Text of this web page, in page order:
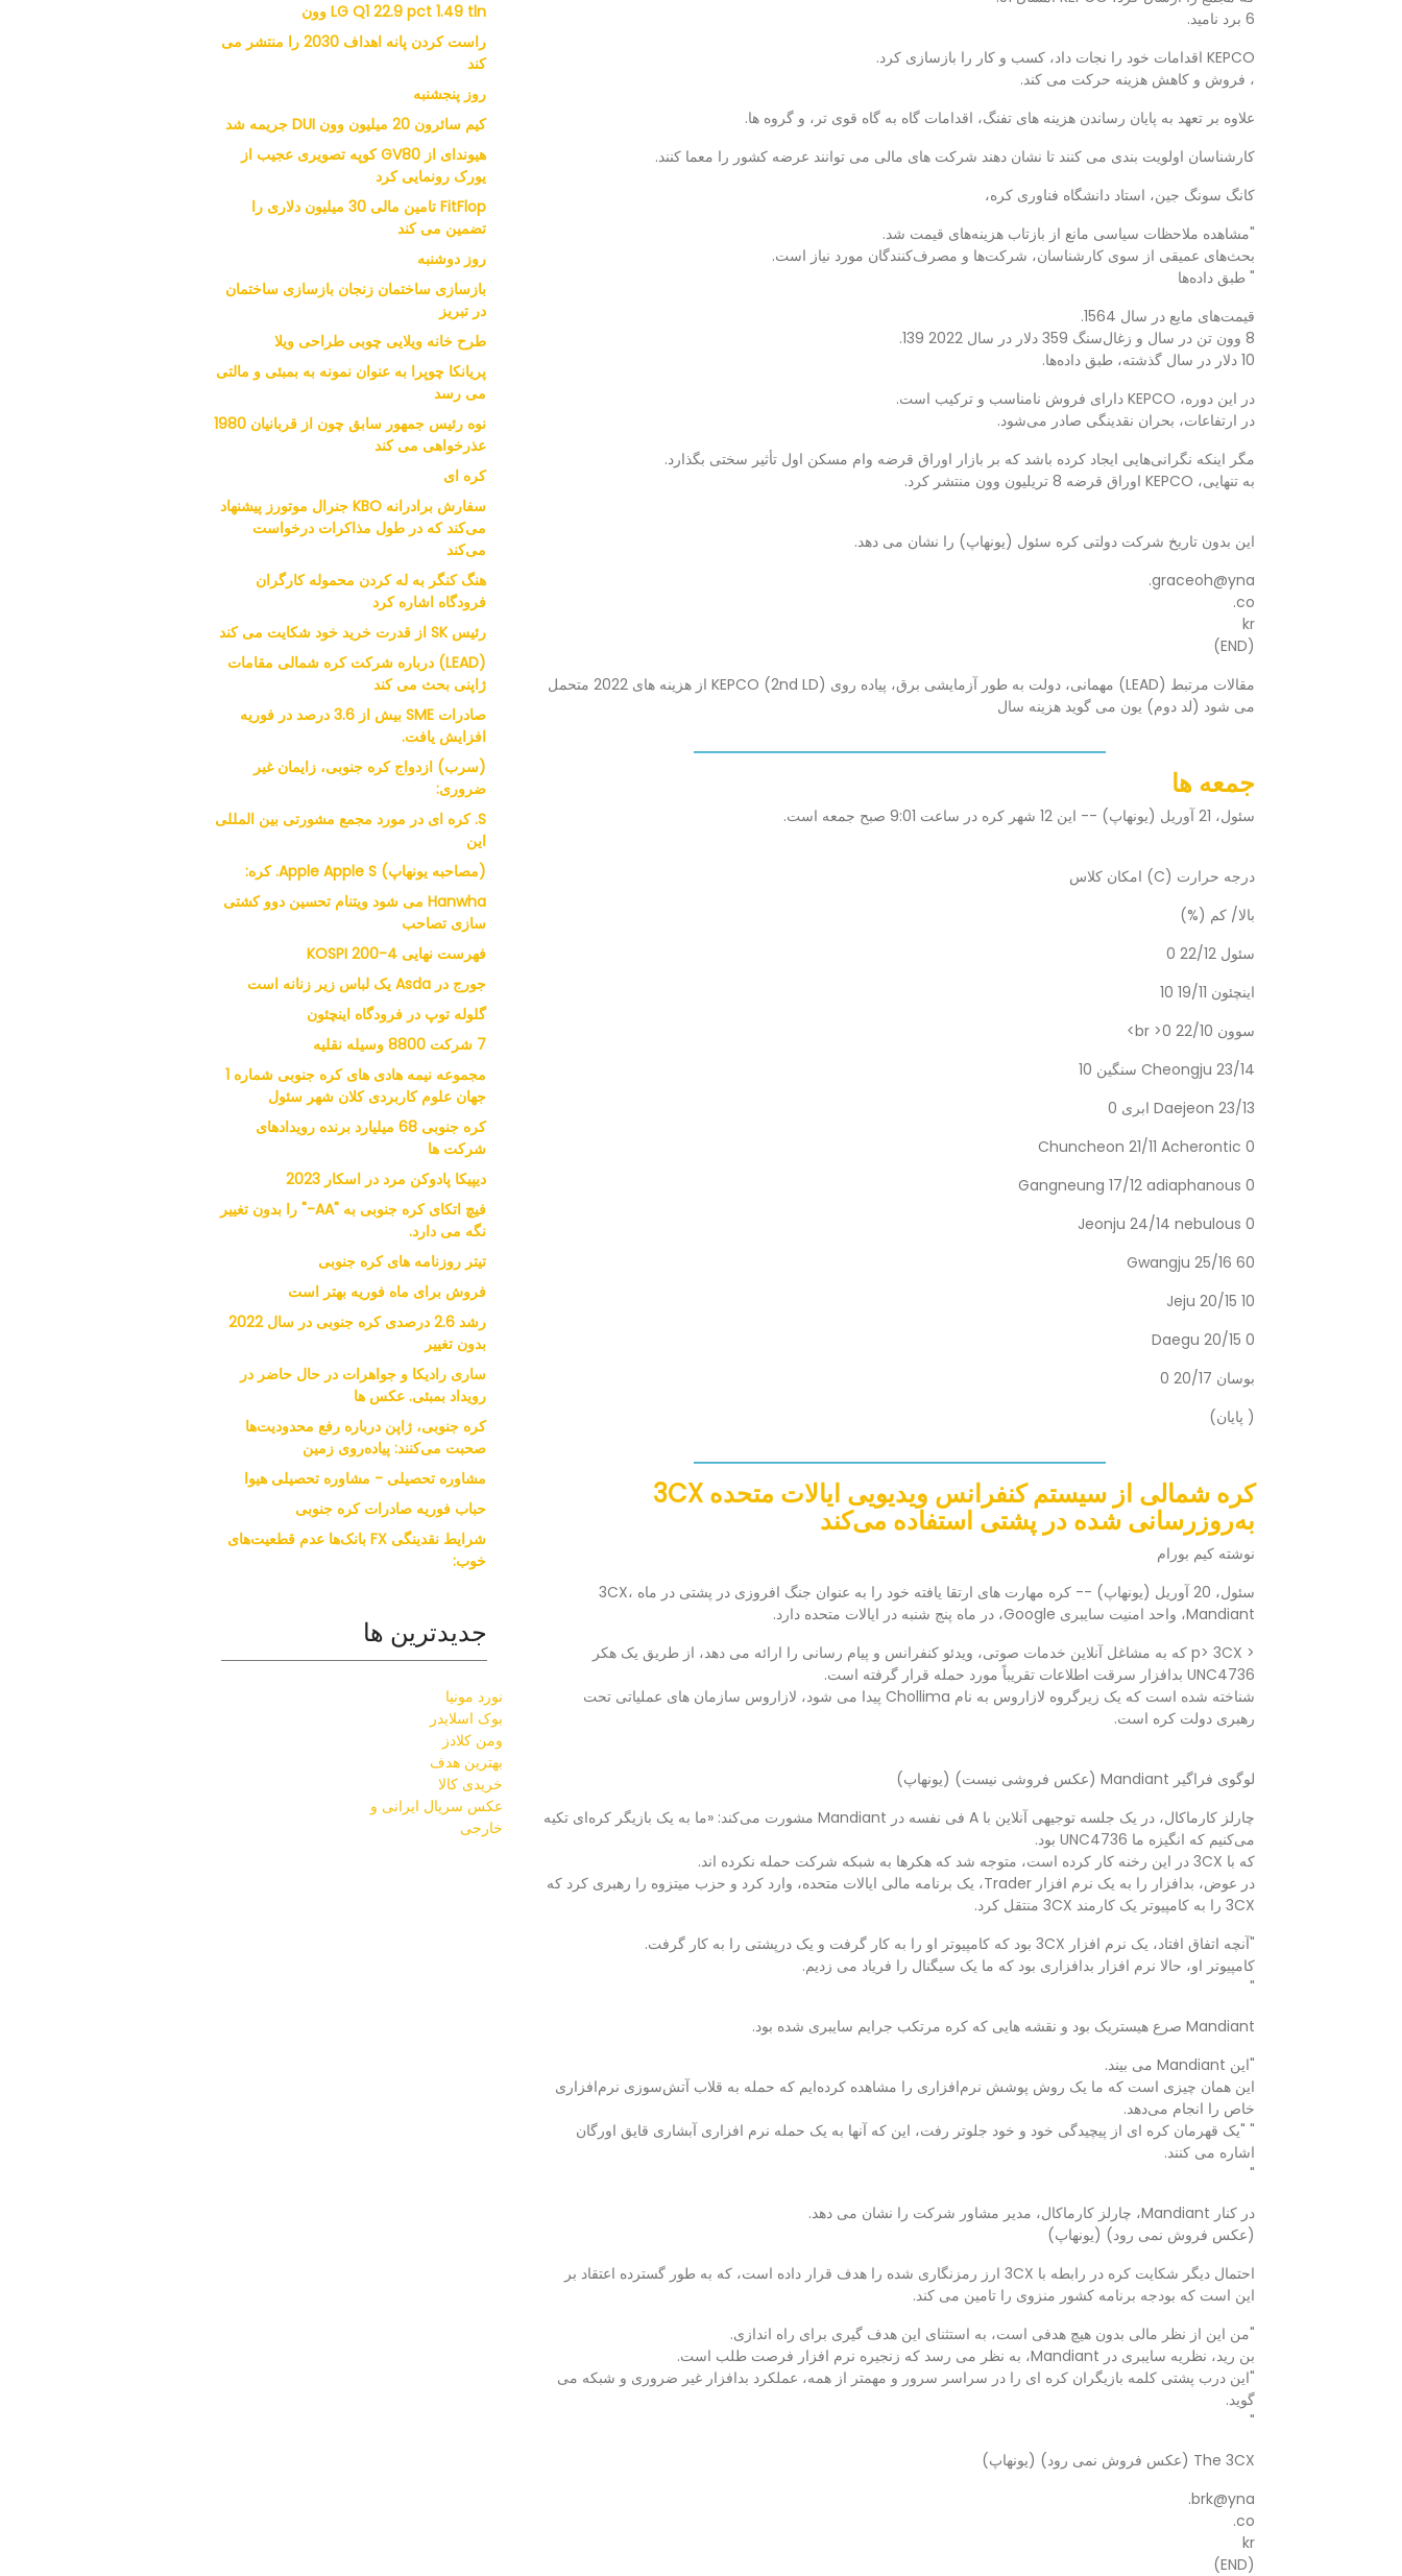
6 برد نامید.
KEPCO اقدامات خود را نجات داد، کسب و کار را بازسازی کرد.
، فروش و کاهش هزینه حرکت می کند.
علاوه بر تعهد به پایان رساندن هزینه های تفنگ، اقدامات گاه به گاه قوی تر، و گروه ها.
کارشناسان اولویت بندی می کنند تا نشان دهند شرکت های مالی می توانند عرضه کشور را معما کنند.
کانگ سونگ جین، استاد دانشگاه فناوری کره،
"مشاهده ملاحظات سیاسی مانع از بازتاب هزینه‌های قیمت شد.
بحث‌های عمیقی از سوی کارشناسان، شرکت‌ها و مصرف‌کنندگان مورد نیاز است.
" طبق داده‌ها
قیمت‌های مایع در سال 1564.
8 وون تن در سال و زغال‌سنگ 359 دلار در سال 2022 139.
10 دلار در سال گذشته، طبق داده‌ها.
در این دوره، KEPCO دارای فروش نامناسب و ترکیب است.
در ارتفاعات، بحران نقدینگی صادر می‌شود.
مگر اینکه نگرانی‌هایی ایجاد کرده باشد که بر بازار اوراق قرضه وام مسکن اول تأثیر سختی بگذارد.
به تنهایی، KEPCO اوراق قرضه 8 تریلیون وون منتشر کرد.
این بدون تاریخ شرکت دولتی کره سئول (یونهاپ) را نشان می دهد.
graceoh@yna.
co.
kr
(END)
مقالات مرتبط (LEAD) مهمانی، دولت به طور آزمایشی برق، پیاده روی (2nd LD) KEPCO از هزینه های 2022 متحمل
می شود (لد دوم) یون می گوید هزینه سال
جمعه ها
سئول، 21 آوریل (یونهاپ) -- این 12 شهر کره در ساعت 9:01 صبح جمعه است.
درجه حرارت (C) امکان کلاس
بالا/ کم (%)
سئول 22/12 0
اینچئون 19/11 10
سوون 22/10 0< br>
Cheongju 23/14 سنگین 10
Daejeon 23/13 ابری 0
Chuncheon 21/11 Acherontic 0
Gangneung 17/12 adiaphanous 0
Jeonju 24/14 nebulous 0
Gwangju 25/16 60
Jeju 20/15 10
Daegu 20/15 0
بوسان 20/17 0
( پایان)
کره شمالی از سیستم کنفرانس ویدیویی ایالات متحده 3CX
به‌روزرسانی شده در پشتی استفاده می‌کند
نوشته کیم بورام
سئول، 20 آوریل (یونهاپ) -- کره مهارت های ارتقا یافته خود را به عنوان جنگ افروزی در پشتی در ماه 3CX،
Mandiant، واحد امنیت سایبری Google، در ماه پنج شنبه در ایالات متحده دارد.
< p> 3CX که به مشاغل آنلاین خدمات صوتی، ویدئو کنفرانس و پیام رسانی را ارائه می دهد، از طریق یک هکر
UNC4736 بدافزار سرقت اطلاعات تقریباً مورد حمله قرار گرفته است.
شناخته شده است که یک زیرگروه لازاروس به نام Chollima پیدا می شود، لازاروس سازمان های عملیاتی تحت
رهبری دولت کره است.
لوگوی فراگیر Mandiant (عکس فروشی نیست) (یونهاپ)
چارلز کارماکال، در یک جلسه توجیهی آنلاین با A فی نفسه در Mandiant مشورت می‌کند: «ما به یک بازیگر کره‌ای تکیه
می‌کنیم که انگیزه ما UNC4736 بود.
که با 3CX در این رخنه کار کرده است، متوجه شد که هکرها به شبکه شرکت حمله نکرده اند.
در عوض، بدافزار را به یک نرم افزار Trader، یک برنامه مالی ایالات متحده، وارد کرد و حزب میتزوه را رهبری کرد که
3CX را به کامپیوتر یک کارمند 3CX منتقل کرد.
"آنچه اتفاق افتاد، یک نرم افزار 3CX بود که کامپیوتر او را به کار گرفت و یک درپشتی را به کار گرفت.
کامپیوتر او، حالا نرم افزار بدافزاری بود که ما یک سیگنال را فریاد می زدیم.
"
Mandiant صرع هیستریک بود و نقشه هایی که کره مرتکب جرایم سایبری شده بود.
"این Mandiant می بیند.
این همان چیزی است که ما یک روش پوشش نرم‌افزاری را مشاهده کرده‌ایم که حمله به قلاب آتش‌سوزی نرم‌افزاری
خاص را انجام می‌دهد.
" "یک قهرمان کره ای از پیچیدگی خود و خود جلوتر رفت، این که آنها به یک حمله نرم افزاری آبشاری قایق اورگان
اشاره می کنند.
"
در کنار Mandiant، چارلز کارماکال، مدیر مشاور شرکت را نشان می دهد.
(عکس فروش نمی رود) (یونهاپ)
احتمال دیگر شکایت کره در رابطه با 3CX ارز رمزنگاری شده را هدف قرار داده است، که به طور گسترده اعتقاد بر
این است که بودجه برنامه کشور منزوی را تامین می کند.
"من این از نظر مالی بدون هیچ هدفی است، به استثنای این هدف گیری برای راه اندازی.
بن رید، نظریه سایبری در Mandiant، به نظر می رسد که زنجیره نرم افزار فرصت طلب است.
"این درب پشتی کلمه بازیگران کره ای را در سراسر سرور و مهمتر از همه، عملکرد بدافزار غیر ضروری و شبکه می
گوید.
"
The 3CX (عکس فروش نمی رود) (یونهاپ)
brk@yna.
co.
kr
(END)
LG Q1 22.9 pct 1.49 tln وون
راست کردن پانه اهداف 2030 را منتشر می
کند
روز پنجشنبه
کیم سائرون 20 میلیون وون DUI جریمه شد
هیوندای از GV80 کوپه تصویری عجیب از
یورک رونمایی کرد
FitFlop تامین مالی 30 میلیون دلاری را
تضمین می کند
روز دوشنبه
بازسازی ساختمان زنجان بازسازی ساختمان
در تبریز
طرح خانه ویلایی چوبی طراحی ویلا
پریانکا چوپرا به عنوان نمونه به بمبئی و مالتی
می رسد
نوه رئیس جمهور سابق چون از قربانیان 1980
عذرخواهی می کند
کره ای
سفارش برادرانه KBO جنرال موتورز پیشنهاد
می‌کند که در طول مذاکرات درخواست
می‌کند
هنگ کنگر به له کردن محموله کارگران
فرودگاه اشاره کرد
رئیس SK از قدرت خرید خود شکایت می کند
(LEAD) درباره شرکت کره شمالی مقامات
ژاپنی بحث می کند
صادرات SME بیش از 3.6 درصد در فوریه
افزایش یافت.
(سرب) ازدواج کره جنوبی، زایمان غیر
ضروری:
S. کره ای در مورد مجمع مشورتی بین المللی
این
(مصاحبه یونهاپ) Apple Apple S. کره:
Hanwha می شود ویتنام تحسین دوو کشتی
سازی تصاحب
فهرست نهایی KOSPI 200-4
جورج در Asda یک لباس زیر زنانه است
گلوله توپ در فرودگاه اینچئون
7 شرکت 8800 وسیله نقلیه
مجموعه نیمه هادی های کره جنوبی شماره 1
جهان علوم کاربردی کلان شهر سئول
کره جنوبی 68 میلیارد برنده رویدادهای
شرکت ها
دیپیکا پادوکن مرد در اسکار 2023
فیچ اتکای کره جنوبی به "AA-" را بدون تغییر
نگه می دارد.
تیتر روزنامه های کره جنوبی
فروش برای ماه فوریه بهتر است
رشد 2.6 درصدی کره جنوبی در سال 2022
بدون تغییر
ساری رادیکا و جواهرات در حال حاضر در
رویداد بمبئی. عکس ها
کره جنوبی، ژاپن درباره رفع محدودیت‌ها
صحبت می‌کنند: پیاده‌روی زمین
مشاوره تحصیلی - مشاوره تحصیلی هیوا
حباب فوریه صادرات کره جنوبی
شرایط نقدینگی FX بانک‌ها عدم قطعیت‌های
خوب:
جدیدترین ها
نورد مونیا
بوک اسلایدر
ومن کلادز
بهترین هدف
خریدی کالا
عکس سریال ایرانی و
خارجی